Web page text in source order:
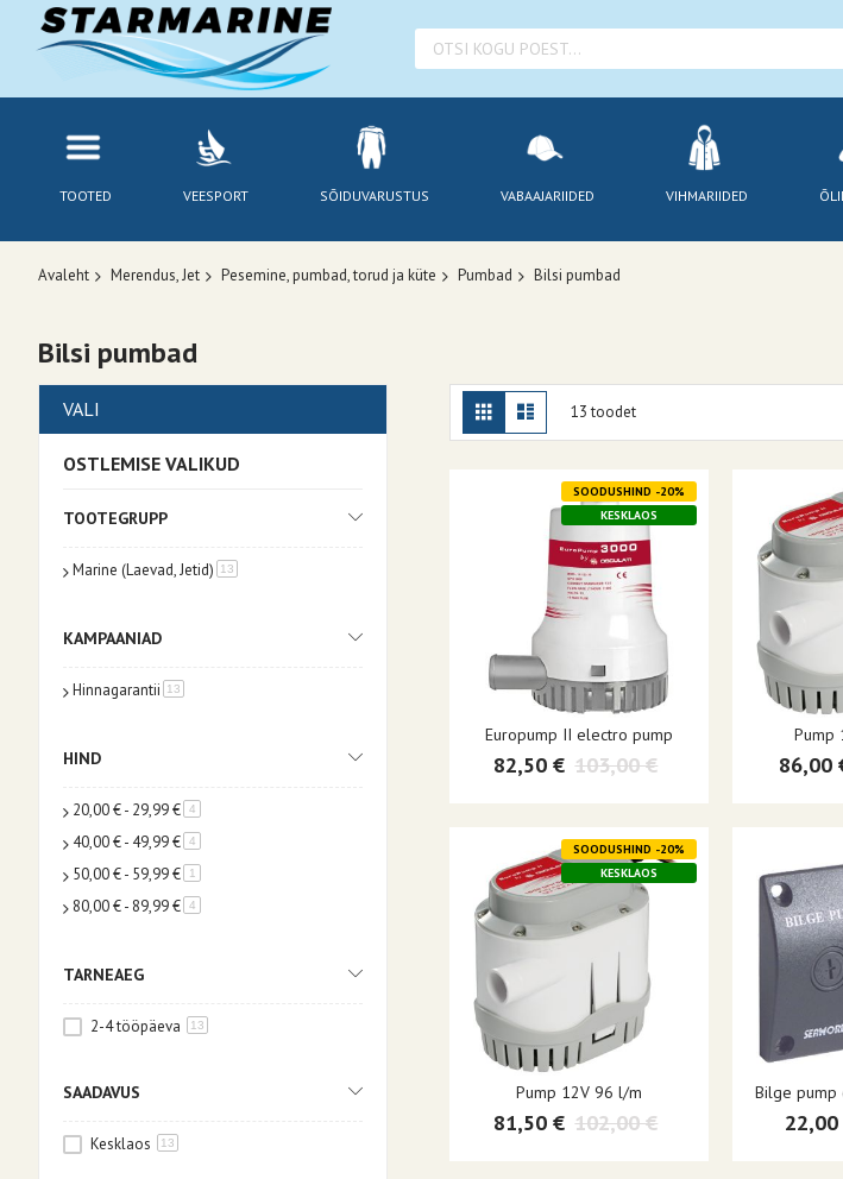
TOOTED VEESPORT SÕIDUVARUSTUS VABAAJARIIDED VIHMARIIDED
Avaleht Merendus, Jet Pesemine, pumbad, torud ja küte Pumbad Bilsi pumbad
Bilsi pumbad
Kuvamisviis
RuudustikNimekiri
13toodet
SOODUSHIND -20%
KESKLAOS
Europump II electro pump
82,50 € 103,00 €
Pump
86,00
SOODUSHIND -20%
KESKLAOS
Pump 12V 96 l/m
81,50 € 102,00 €
Bilge
VALI
OSTLEMISE VALIKUD
TOOTEGRUPP
Marine (Laevad, Jetid) 13
KAMPAANIAD
Hinnagarantii 13
HIND
20,00 €- 29,99 € 4toode
40,00 €- 49,99 € 4toode
50,00 €- 59,99 € 1
80,00 €- 89,99 € 4toode
TARNEAEG
2-4 tööpäeva 13
SAADAVUS
Kesklaos 13